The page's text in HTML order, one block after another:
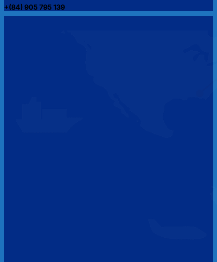
+(84) 905 795 139